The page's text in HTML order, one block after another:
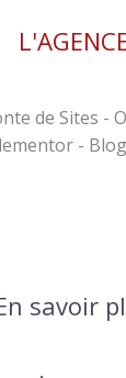
de Sites -
-
savoir